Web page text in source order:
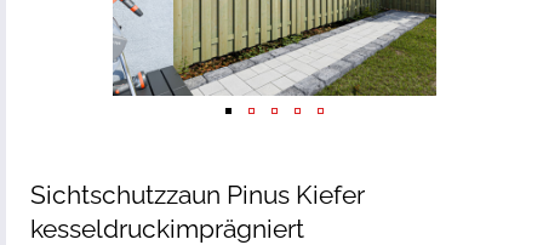
Sichtschutzzaun Pinus Kiefer
kesseldruckimprägniert